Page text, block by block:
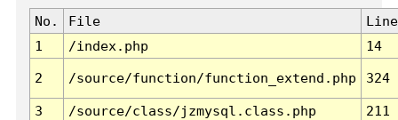
No. File
Line
1
/index.php 14
2 /source/function/function_extend.php 324
3 /source/class/jzmysql.class.php
211